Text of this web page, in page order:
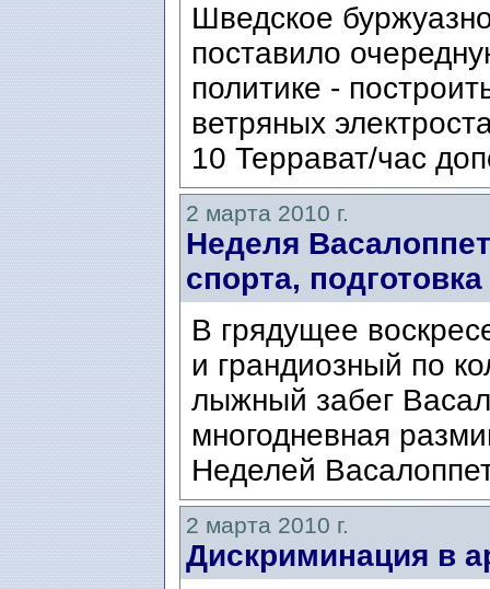
Шведское
поставило
политике -
ветряных
10 Террават/час
2 марта 2010 г.
Неделя
спорта,
В грядущее
и грандиозный по
лыжный забег
многодневная
Неделей
2 марта 2010 г.
Дискриминация в